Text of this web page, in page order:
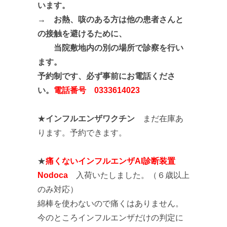
います。
→ お熱、咳のある方は他の患者さんと
の接触を避けるために、
当院敷地内の別の場所で診察を行い
ます。
予約制です、必ず事前にお電話くださ
い。 電話番号 0333614023
★インフルエンザワクチン まだ在庫あ
ります。予約できます。
★痛くないインフルエンザAI診断装置
Nodoca 入荷いたしました。（６歳以上
のみ対応）
綿棒を使わないので痛くはありません。
今のところインフルエンザだけの判定に